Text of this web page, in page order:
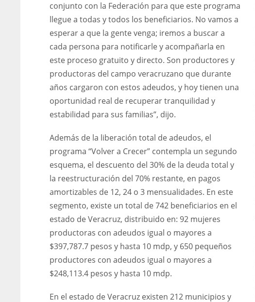
conjunto con la Federación para que este programa
llegue a todas y todos los beneficiarios. No vamos a
esperar a que la gente venga; iremos a buscar a
cada persona para notificarle y acompañarla en
este proceso gratuito y directo. Son productores y
productoras del campo veracruzano que durante
años cargaron con estos adeudos, y hoy tienen una
oportunidad real de recuperar tranquilidad y
estabilidad para sus familias”, dijo.
Además de la liberación total de adeudos, el
programa “Volver a Crecer” contempla un segundo
esquema, el descuento del 30% de la deuda total y
la reestructuración del 70% restante, en pagos
amortizables de 12, 24 o 3 mensualidades. En este
segmento, existe un total de 742 beneficiarios en el
estado de Veracruz, distribuido en: 92 mujeres
productoras con adeudos igual o mayores a
$397,787.7 pesos y hasta 10 mdp, y 650 pequeños
productores con adeudos igual o mayores a
$248,113.4 pesos y hasta 10 mdp.
En el estado de Veracruz existen 212 municipios y